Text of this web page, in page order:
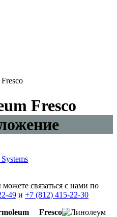
Fresco
связаться с нами по
49 и +7 (812) 415-22-30
Fresco